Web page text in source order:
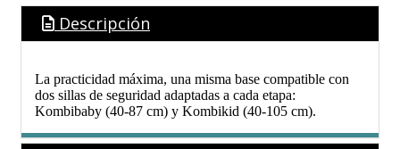
Descripción
La practicidad máxima, una misma base compatible con
dos sillas de seguridad adaptadas a cada etapa:
Kombibaby (40-87 cm) y Kombikid (40-105 cm).